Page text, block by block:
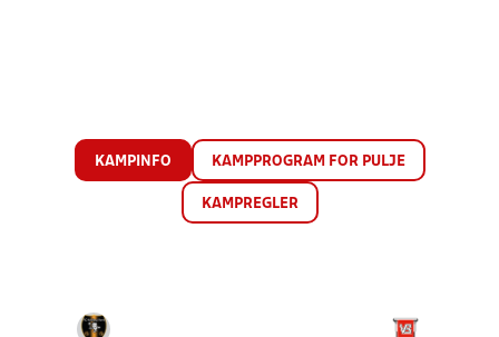
KAMPINFO KAMPPROGRAM FOR PULJE
KAMPREGLER